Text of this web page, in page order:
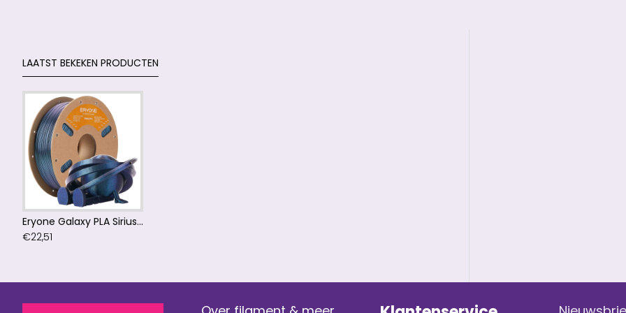
LAATST BEKEKEN PRODUCTEN
Eryone Galaxy PLA Sirius Nebula / Sirius Nebula Filament
€22,51